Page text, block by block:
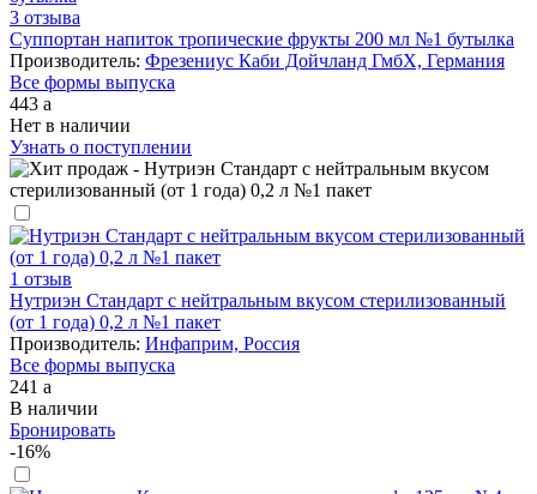
3 отзыва
Суппортан напиток тропические фрукты 200 мл №1 бутылка
Производитель: Фрезениус Каби Дойчланд ГмбХ, Германия
Все формы выпуска
443 a
Нет в наличии
Узнать о поступлении
1 отзыв
Нутриэн Стандарт с нейтральным вкусом стерилизованный
(от 1 года) 0,2 л №1 пакет
Производитель: Инфаприм, Россия
Все формы выпуска
241 a
В наличии
Бронировать
-16%